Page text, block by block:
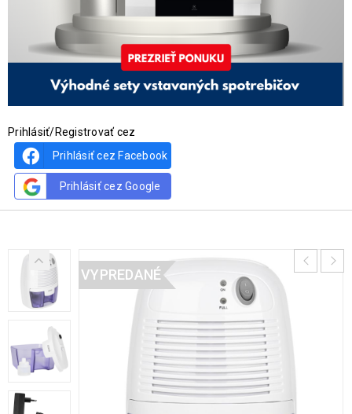
Prihlásiť/Registrovať cez
Prihlásiť cez Facebook
Prihlásiť cez Google
VYPREDANÉ